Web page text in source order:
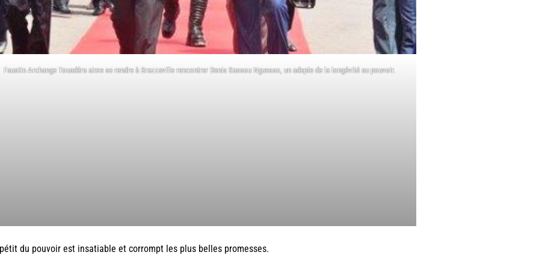
Faustin Archange Touadéra aime se rendre à Brazzaville rencontrer Denis Sassou Nguesso, un adepte de la longévité au pouvoir.
du pouvoir est insatiable et corrompt les plus belles promesses.